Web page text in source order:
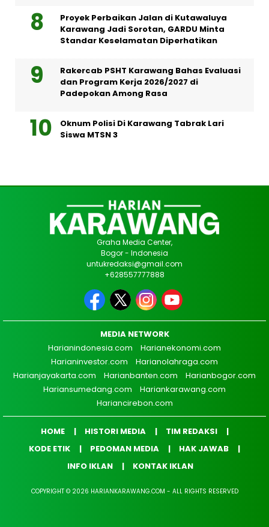
Proyek Perbaikan Jalan di Kutawaluya
Karawang Jadi Sorotan, GARDU Minta
Standar Keselamatan Diperhatikan
Rakercab PSHT Karawang Bahas Evaluasi
dan Program Kerja 2026/2027 di
Padepokan Among Rasa
Oknum Polisi Di Karawang Tabrak Lari
Siswa MTSN 3
Graha Media Center,
Bogor - Indonesia
untukredaksi@gmail.com
+628557777888
MEDIA NETWORK
Harianindonesia.com
Harianekonomi.com
Harianinvestor.com
Harianolahraga.com
Harianjayakarta.com
Harianbanten.com
Harianbogor.com
Hariansumedang.com
Hariankarawang.com
Hariancirebon.com
HOME HISTORI MEDIA
TIM REDAKSI
KODE ETIK
PEDOMAN MEDIA
HAK JAWAB
INFO IKLAN
KONTAK IKLAN
COPYRIGHT © 2026 HARIANKARAWANG.COM - ALL RIGHTS RESERVED